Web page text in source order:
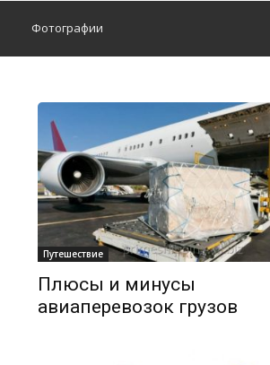
Фотографии
Путешествие
Плюсы и минусы
авиаперевозок грузов